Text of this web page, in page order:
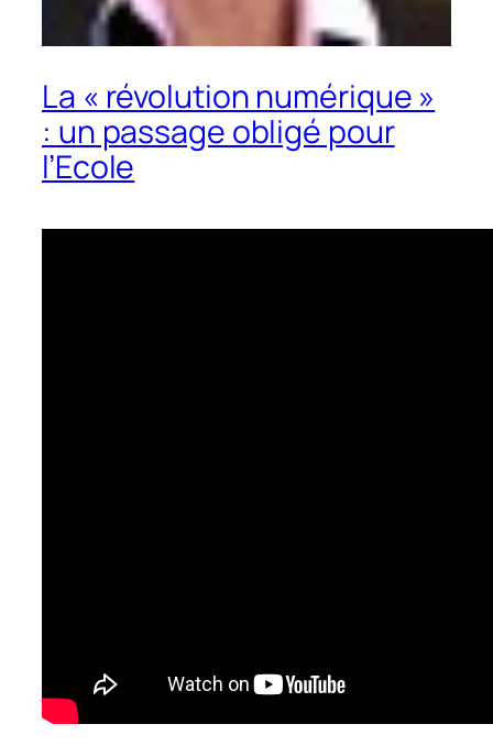
La « révolution numérique »
: un passage obligé pour
l’Ecole